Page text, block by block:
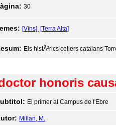
30
[Vins] [Terra Alta]
Els histÃ²rics cellers catalans
honoris
El primer al Campus de l'Ebre
Millan, M.